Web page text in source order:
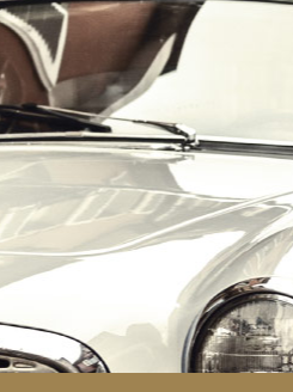
הראשונה שלך?
הירשם ותתחיל לקבל מאיתנו אהבה מוטורית